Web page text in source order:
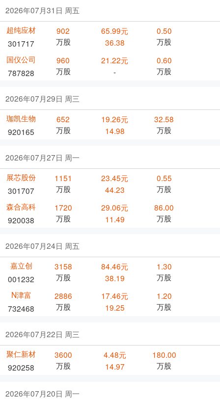
2026年07月31日 周五
超纯应材
301717
902
万股
65.99元
36.38
0.50
万股
国仪公司
787828
960
万股
21.22元
-
0.60
万股
2026年07月29日 周三
珈凯生物
920165
652
万股
19.26元
14.98
32.58
万股
2026年07月27日 周一
展芯股份
301707
1151
万股
23.45元
44.23
0.55
万股
森合高科
920038
1720
万股
29.06元
11.49
86.00
万股
2026年07月24日 周五
嘉立创
001232
3158
万股
84.46元
38.19
1.30
万股
N津富
732468
2886
万股
17.46元
19.25
1.20
万股
2026年07月22日 周三
聚仁新材
920258
3600
万股
4.48元
14.97
180.00
万股
2026年07月20日 周一